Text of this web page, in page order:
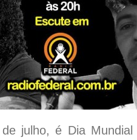
julho, é Dia